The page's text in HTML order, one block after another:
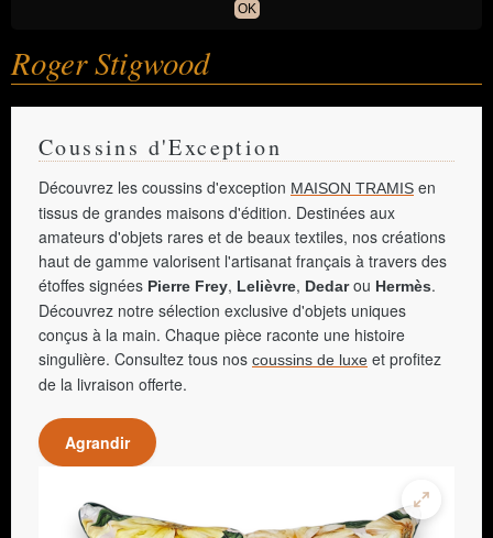
OK
Roger Stigwood
Coussins d'Exception
Découvrez les coussins d'exception MAISON TRAMIS en
tissus de grandes maisons d'édition. Destinées aux
amateurs d'objets rares et de beaux textiles, nos créations
haut de gamme valorisent l'artisanat français à travers des
étoffes signées Pierre Frey, Lelièvre, Dedarou Hermès.
Découvrez notre sélection exclusive d'objets uniques
conçus à la main. Chaque pièce raconte une histoire
singulière. Consultez tous nos coussins de luxe et profitez
de la livraison offerte.
Agrandir